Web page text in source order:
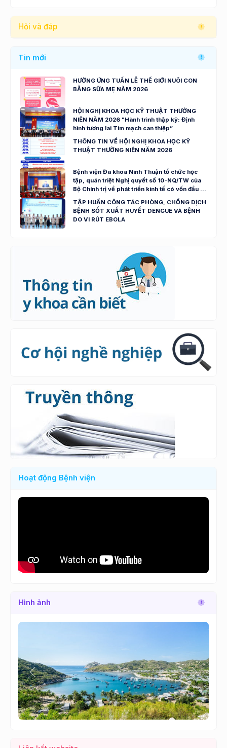
Hỏi và đáp
Tin mới
HƯỞNG ỨNG TUẦN LỄ THẾ GIỚI NUÔI CON
BẰNG SỮA MẸ NĂM 2026
HỘI NGHỊ KHOA HỌC KỸ THUẬT THƯỜNG
NIÊN NĂM 2026 "Hành trình thập kỷ: Định
hình tương lai Tim mạch can thiệp”
THÔNG TIN VỀ HỘI NGHỊ KHOA HỌC KỸ
THUẬT THƯỜNG NIÊN NĂM 2026
Bệnh viện Đa khoa Ninh Thuận tổ chức học
tập, quán triệt Nghị quyết số 10-NQ/TW của
Bộ Chính trị về phát triển kinh tế có vốn đầu tư
nước ngoài
TẬP HUẤN CÔNG TÁC PHÒNG, CHỐNG DỊCH
BỆNH SỐT XUẤT HUYẾT DENGUE VÀ BỆNH
DO VI RÚT EBOLA
Hoạt động Bệnh viện
Hình ảnh
Lùi Tới